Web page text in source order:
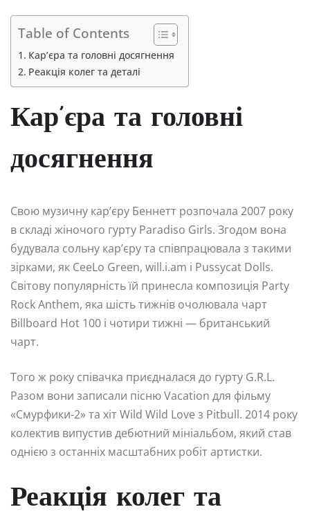
Table of Contents
Кар’єра та головні досягнення
Реакція колег та деталі
Кар’єра та головні
досягнення
Свою музичну кар’єру Беннетт розпочала 2007 року
в складі жіночого гурту Paradiso Girls. Згодом вона
будувала сольну кар’єру та співпрацювала з такими
зірками, як CeeLo Green, will.i.am і Pussycat Dolls.
Світову популярність їй принесла композиція Party
Rock Anthem, яка шість тижнів очолювала чарт
Billboard Hot 100 і чотири тижні — британський
чарт.
Того ж року співачка приєдналася до гурту G.R.L.
Разом вони записали пісню Vacation для фільму
«Смурфики-2» та хіт Wild Wild Love з Pitbull. 2014 року
колектив випустив дебютний мініальбом, який став
однією з останніх масштабних робіт артистки.
Реакція колег та